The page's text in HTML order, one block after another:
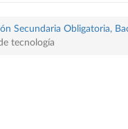
Secundaria Obligatoria,
tecnología